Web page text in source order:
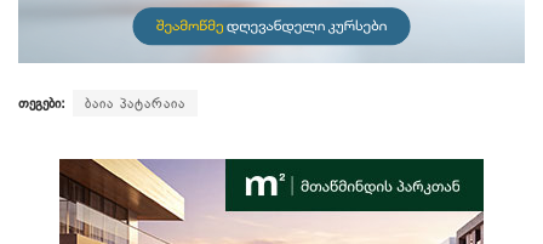
თეგები: ბაია პატარაია